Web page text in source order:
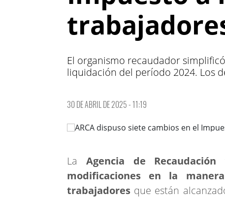
El organismo recaudador
liquidación del período 2024. Los
30 DE ABRIL DE 2025 - 11:19
La Agencia de
modificaciones en la
trabajadores que están